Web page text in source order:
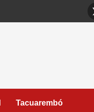
Tacuarembó